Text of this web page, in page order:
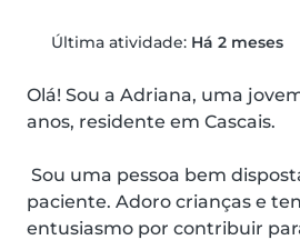
Última atividade: Há 2 meses
Olá! Sou a Adriana, uma
anos, residente em Cascais.
paciente. Adoro crianças e
entusiasmo por contribuir